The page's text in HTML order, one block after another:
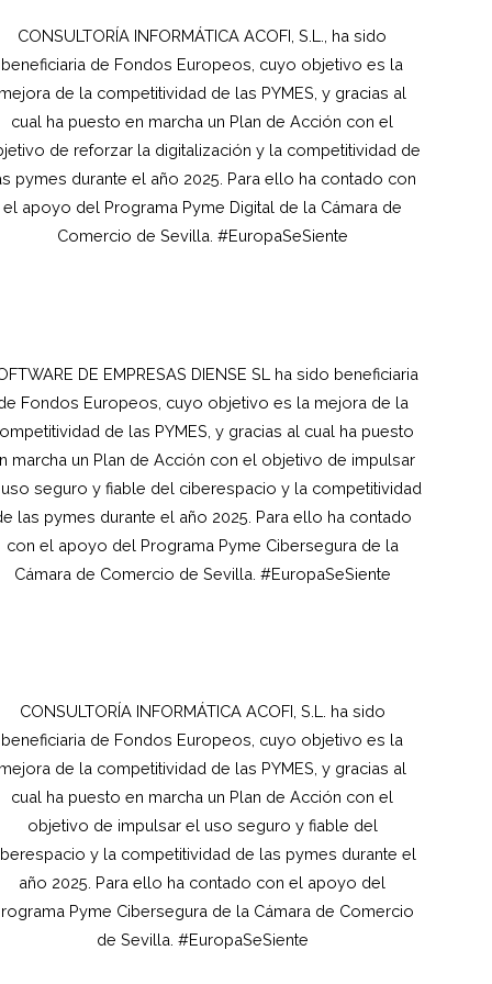
CONSULTORÍA INFORMÁTICA ACOFI, S.L., ha sido
beneficiaria de Fondos Europeos, cuyo objetivo es la
de la competitividad de las PYMES, y gracias al
cual ha puesto en marcha un Plan de Acción con el
de reforzar la digitalización y la competitividad de
pymes durante el año 2025. Para ello ha contado con
el apoyo del Programa Pyme Digital de la Cámara de
Comercio de Sevilla. #EuropaSeSiente
DE EMPRESAS DIENSE SL ha sido beneficiaria
Fondos Europeos, cuyo objetivo es la mejora de la
de las PYMES, y gracias al cual ha puesto
marcha un Plan de Acción con el objetivo de impulsar
seguro y fiable del ciberespacio y la competitividad
las pymes durante el año 2025. Para ello ha contado
con el apoyo del Programa Pyme Cibersegura de la
Cámara de Comercio de Sevilla. #EuropaSeSiente
CONSULTORÍA INFORMÁTICA ACOFI, S.L. ha sido
beneficiaria de Fondos Europeos, cuyo objetivo es la
de la competitividad de las PYMES, y gracias al
cual ha puesto en marcha un Plan de Acción con el
objetivo de impulsar el uso seguro y fiable del
y la competitividad de las pymes durante el
año 2025. Para ello ha contado con el apoyo del
Pyme Cibersegura de la Cámara de Comercio
de Sevilla. #EuropaSeSiente